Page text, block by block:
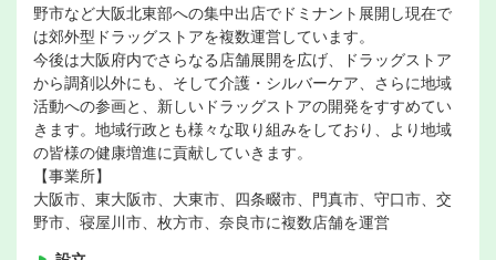
野市など大阪北東部への集中出店でドミナント展開し現在で
は郊外型ドラッグストアを複数運営しています。
今後は大阪府内でさらなる店舗展開を広げ、ドラッグストア
から調剤以外にも、そして介護・シルバーケア、さらに地域
活動への参画と、新しいドラッグストアの開発をすすめてい
きます。地域行政とも様々な取り組みをしており、より地域
の皆様の健康増進に貢献していきます。
【事業所】
大阪市、東大阪市、大東市、四条畷市、門真市、守口市、交
野市、寝屋川市、枚方市、奈良市に複数店舗を運営